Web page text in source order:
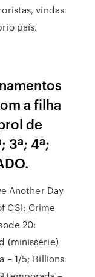
vindas
país.
a filha
de
3ª; 4ª;
Another Day
CSI: Crime
20:
(minissérie)
– 1/5; Billions